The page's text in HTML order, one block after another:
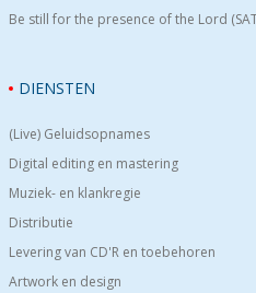
Be still for the presence of the Lord
DIENSTEN
(Live) Geluidsopnames
Digital editing en mastering
Muziek- en klankregie
Distributie
Levering van CD'R en toebehoren
Artwork en design